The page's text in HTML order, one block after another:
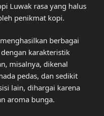
Luwak rasa yang halus
penikmat kopi.
berbagai
karakteristik
misalnya, dikenal
pedas, dan sedikit
lain, dihargai karena
aroma bunga.